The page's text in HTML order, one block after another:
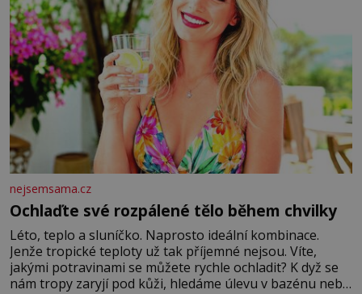
nejsemsama.cz
Ochlaďte své rozpálené tělo během chvilky
Léto, teplo a sluníčko. Naprosto ideální kombinace.
Jenže tropické teploty už tak příjemné nejsou. Víte,
jakými potravinami se můžete rychle ochladit? K dyž se
nám tropy zaryjí pod kůži, hledáme úlevu v bazénu nebo